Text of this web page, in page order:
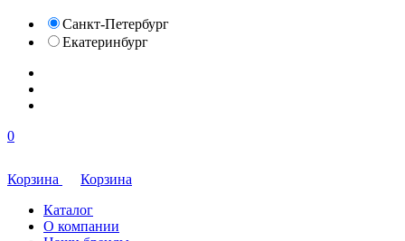
Санкт-Петербург
Екатеринбург
0
Корзина
Корзина
Каталог
О компании